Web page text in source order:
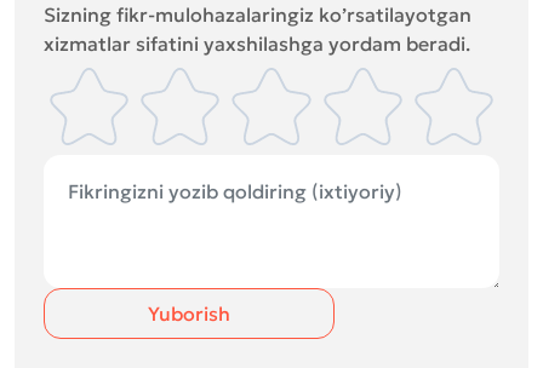
Sizning fikr-mulohazalaringiz ko’rsatilayotgan
xizmatlar sifatini yaxshilashga yordam beradi.
Yuborish